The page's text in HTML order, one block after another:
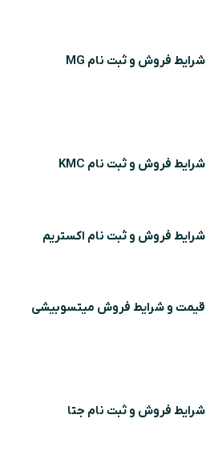
شرایط فروش و ثبت نام MG
شرایط فروش و ثبت نام KMC
شرایط فروش و ثبت نام اکستریم
قیمت و شرایط فروش میتسوبیشی
شرایط فروش و ثبت نام جتا